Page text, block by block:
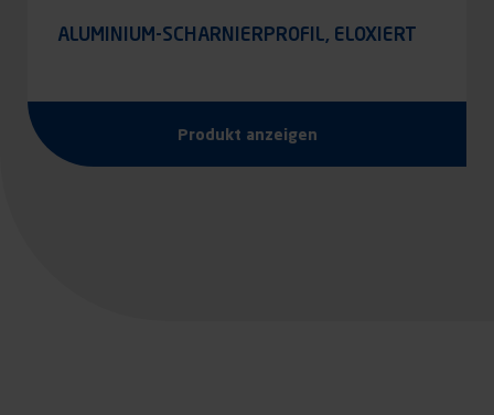
ALUMINIUM-SCHARNIERPROFIL, ELOXIERT
Produkt anzeigen